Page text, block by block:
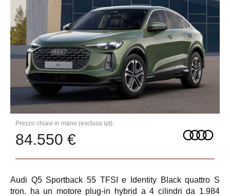
Prezzo chiavi in mano (esclusa ipt):
84.550 €
Audi Q5 Sportback 55 TFSI e Identity Black quattro S
tron. ha un motore plug-in hybrid a 4 cilindri da 1.984